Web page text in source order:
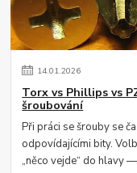
14.01.2026
Torx vs Phillips vs
šroubování
Při práci se šrouby se
odpovídajícími bity.
„něco vejde“ do hlavy